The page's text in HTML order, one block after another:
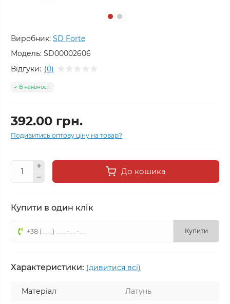
Виробник: SD Forte
Модель: SD00002606
Відгуки: (0)
В наявності
392.00 грн.
Подивитись оптову ціну на товар?
До кошика
Купити в один клік
Купити
Характеристики: (дивитися всі)
Матеріал
Латунь